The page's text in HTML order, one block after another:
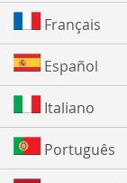
Français
Español
Italiano
Português